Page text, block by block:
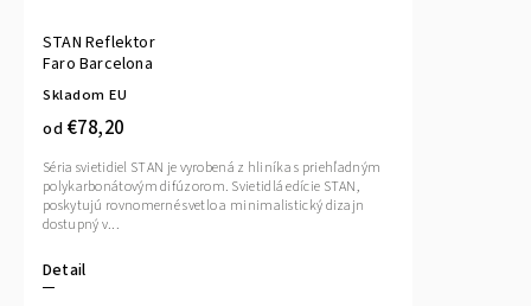
STAN Reflektor
Faro Barcelona
Skladom EU
od €78,20
Detail
Séria svietidiel STAN je vyrobená z hliníka s priehľadným
polykarbonátovým difúzorom. Svietidlá edície STAN,
poskytujú rovnomerné svetlo a minimalistický dizajn
dostupný v...